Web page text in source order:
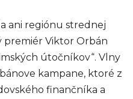
ani regiónu strednej
premiér Viktor Orbán
útočníkov“. Vlny
kampane, ktoré z
finančníka a